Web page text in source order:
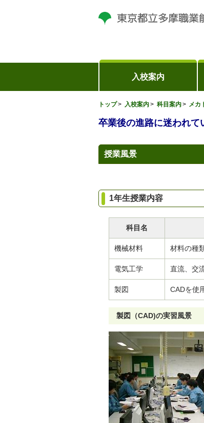
入校案内
トップ 入校案内 科目案内 メカ
卒業後の進路に迷われて
授業風景
1年生授業内容
科目名
機械材料 材料の種
電気工学 直流、交
製図 CADを使
製図（CAD)の実習風景